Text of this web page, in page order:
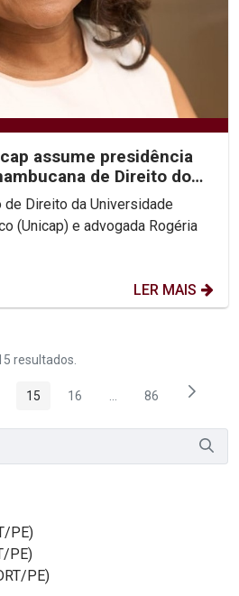
assume presidência
de Direito do
Direito da Universidade
(Unicap) e advogada Rogéria
LER MAIS
resultados.
Usar ABA para navegar.
Página
15 Página
16 PáginasPágina
86
PE)
PE)
PE)